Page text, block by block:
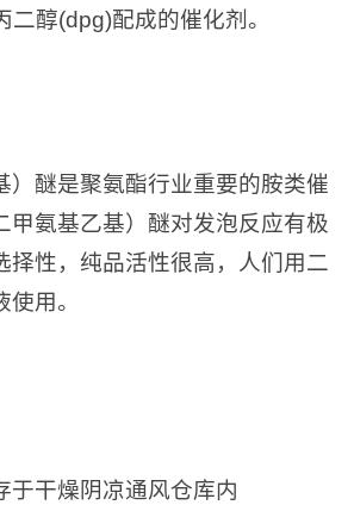
二醇(dpg)配成的催化剂。
）醚是聚氨酯行业重要的胺类催
甲氨基乙基）醚对发泡反应有极
择性，纯品活性很高，人们用二
用。
于干燥阴凉通风仓库内